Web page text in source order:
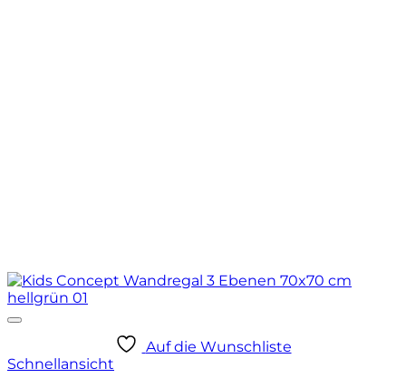
Auf die Wunschliste
Schnellansicht